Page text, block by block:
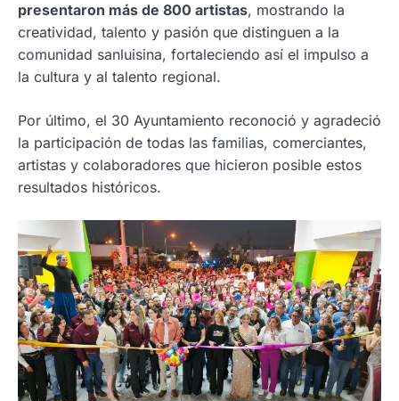
presentaron más de 800 artistas, mostrando la
creatividad, talento y pasión que distinguen a la
comunidad sanluisina, fortaleciendo así el impulso a
la cultura y al talento regional.
Por último, el 30 Ayuntamiento reconoció y agradeció
la participación de todas las familias, comerciantes,
artistas y colaboradores que hicieron posible estos
resultados históricos.